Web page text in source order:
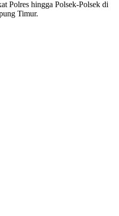
Polres hingga Polsek-Polsek di
Timur.